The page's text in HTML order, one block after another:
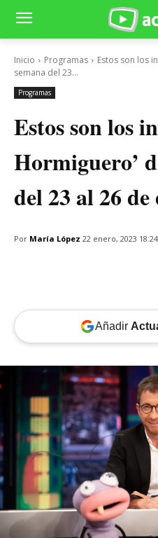
Inicio Programas
Estos son los
semana del 23...
Programas
Estos son los
Hormiguero’
del 23 al 26 de
Por María López 22 enero, 2023 18:24
Añadir